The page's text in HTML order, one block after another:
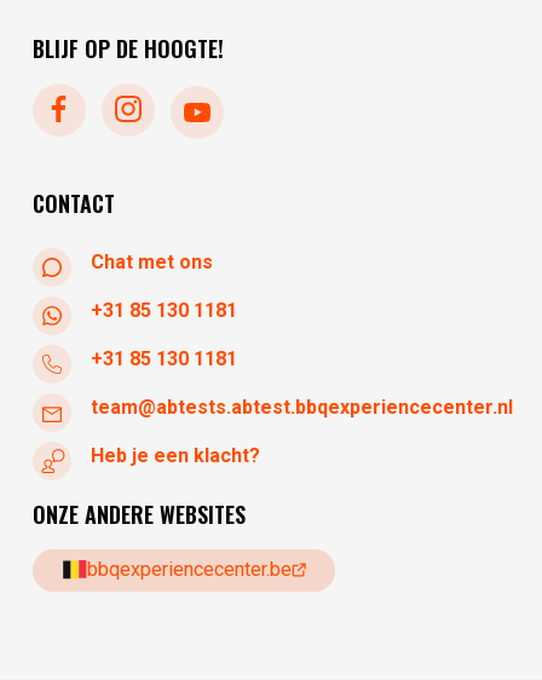
zaterdag
maandag
dinsdag
BLIJF OP DE HOOGTE!
CONTACT
Chat met ons
+31 85 130 1181
+31 85 130 1181
team@abtests.abtest.bbqexperiencecenter.nl
Heb je een klacht?
ONZE ANDERE WEBSITES
bbqexperiencecenter.be